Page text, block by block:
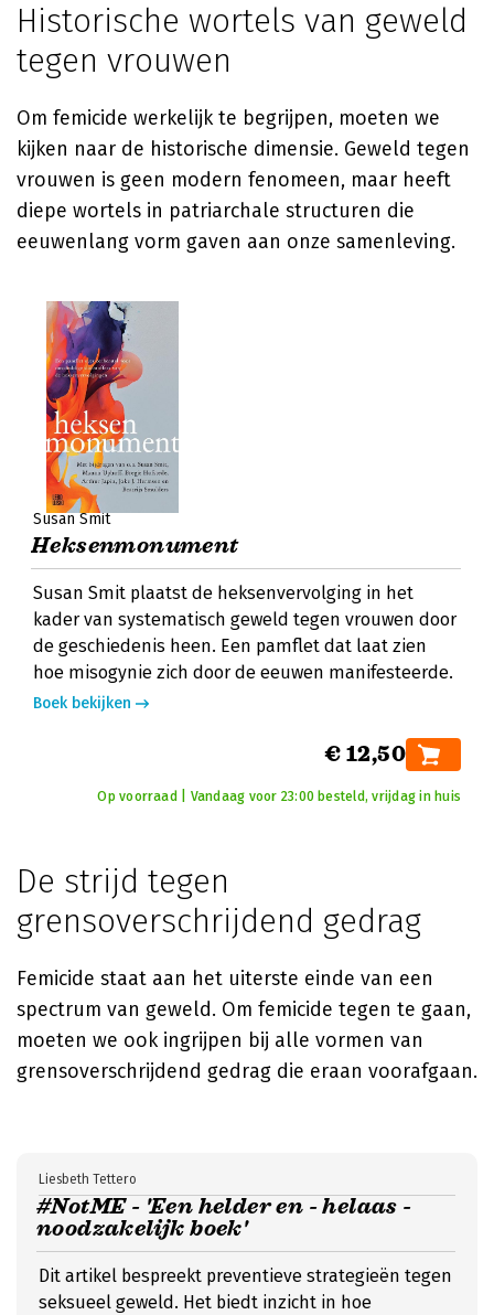
Historische wortels van geweld
tegen vrouwen
Om femicide werkelijk te begrijpen, moeten we
kijken naar de historische dimensie. Geweld tegen
vrouwen is geen modern fenomeen, maar heeft
diepe wortels in patriarchale structuren die
eeuwenlang vorm gaven aan onze samenleving.
Susan Smit
Heksenmonument
Susan Smit plaatst de heksenvervolging in het
kader van systematisch geweld tegen vrouwen door
de geschiedenis heen. Een pamflet dat laat zien
hoe misogynie zich door de eeuwen manifesteerde.
Boek bekijken
€ 12,50
Op voorraad | Vandaag voor 23:00 besteld, vrijdag in huis
De strijd tegen
grensoverschrijdend gedrag
Femicide staat aan het uiterste einde van een
spectrum van geweld. Om femicide tegen te gaan,
moeten we ook ingrijpen bij alle vormen van
grensoverschrijdend gedrag die eraan voorafgaan.
#NotME - 'Een helder en - helaas -
noodzakelijk boek'
Liesbeth Tettero
Dit artikel bespreekt preventieve strategieën tegen
seksueel geweld. Het biedt inzicht in hoe